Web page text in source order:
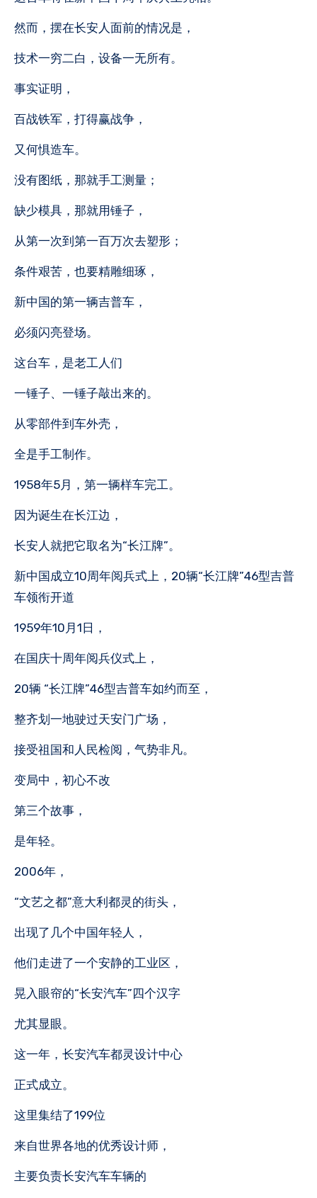
然而，摆在长安人面前的情况是，
技术一穷二白，设备一无所有。
事实证明，
百战铁军，打得赢战争，
又何惧造车。
没有图纸，那就手工测量；
缺少模具，那就用锤子，
从第一次到第一百万次去塑形；
条件艰苦，也要精雕细琢，
新中国的第一辆吉普车，
必须闪亮登场。
这台车，是老工人们
一锤子、一锤子敲出来的。
从零部件到车外壳，
全是手工制作。
1958年5月，第一辆样车完工。
因为诞生在长江边，
长安人就把它取名为“长江牌”。
新中国成立10周年阅兵式上，20辆“长江牌”46型吉普
车领衔开道
1959年10月1日，
在国庆十周年阅兵仪式上，
20辆 “长江牌”46型吉普车如约而至，
整齐划一地驶过天安门广场，
接受祖国和人民检阅，气势非凡。
变局中，初心不改
第三个故事，
是年轻。
2006年，
“文艺之都”意大利都灵的街头，
出现了几个中国年轻人，
他们走进了一个安静的工业区，
晃入眼帘的“长安汽车”四个汉字
尤其显眼。
这一年，长安汽车都灵设计中心
正式成立。
这里集结了199位
来自世界各地的优秀设计师，
主要负责长安汽车车辆的